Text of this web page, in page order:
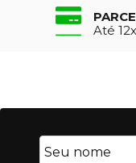
Até